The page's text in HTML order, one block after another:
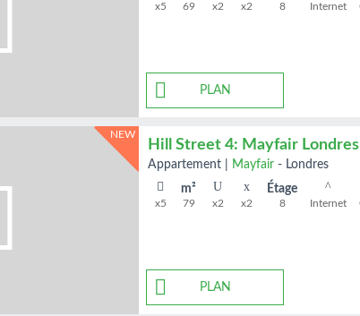
x5 69 x2 x2 8 Internet
PLAN
NEW
Hill Street 4: Mayfair Londres
appartement Mayfair - Londres
x5
m²
79 x2 x2
Étage
8 Internet
PLAN